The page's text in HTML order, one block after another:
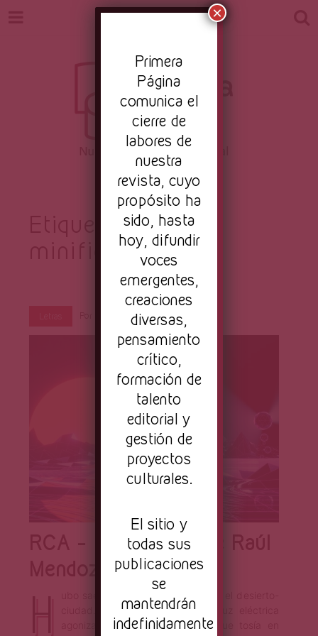
Revista
Primera
Página
Nuestro periodismo cultural
Etiqueta:sci-fi
minificción
Primera Página Oct 27, 2022
RCA – Minificción de Raúl
Mendoza Mandujano
ubo saetas infernales cayendo en el desierto-
ciudad. Televisión apagada por luz eléctrica
agonizante dejó entrar la calle que tosía en
Primera
Página
comunica el
cierre de
labores de
nuestra
revista, cuyo
propósito ha
sido, hasta
hoy, difundir
voces
emergentes,
creaciones
diversas,
pensamiento
crítico,
formación de
talento
editorial y
gestión de
proyectos
culturales.
El sitio y
todas sus
publicaciones
se
mantendrán
indefinidamente
×